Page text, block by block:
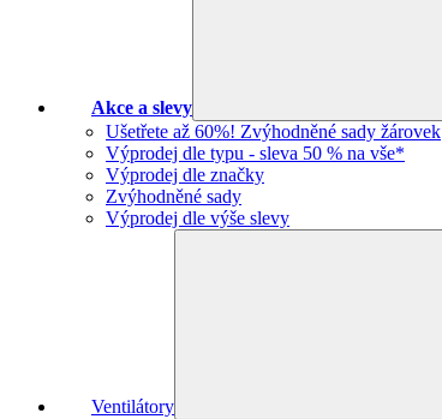
Akce a slevy
Ušetřete až 60%! Zvýhodněné sady žárovek
Výprodej dle typu - sleva 50 % na vše*
Výprodej dle značky
Zvýhodněné sady
Výprodej dle výše slevy
Ventilátory